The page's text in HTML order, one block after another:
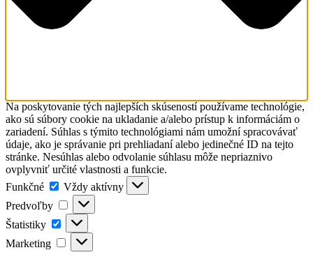
Na poskytovanie tých najlepších skúseností používame technológie,
ako sú súbory cookie na ukladanie a/alebo prístup k informáciám o
zariadení. Súhlas s týmito technológiami nám umožní spracovávať
údaje, ako je správanie pri prehliadaní alebo jedinečné ID na tejto
stránke. Nesúhlas alebo odvolanie súhlasu môže nepriaznivo
ovplyvniť určité vlastnosti a funkcie.
Funkčné
Funkčné
Vždy aktívny
Predvoľby
Predvoľby
Štatistiky Štatistiky
Marketing Marketing